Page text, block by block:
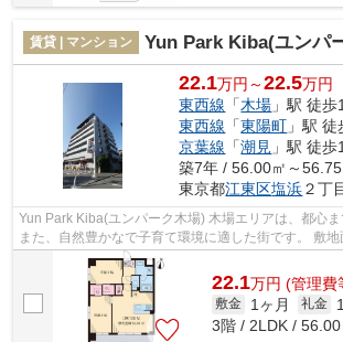
賃貸 | マンション Yun Park Kiba(ユンパ
22.1万円～22.5万円
東西線 「木場 」駅 徒歩
東西線 「東陽町 」駅
京葉線 「潮見 」駅 徒歩
築7年 / 56.00㎡～56.75
東京都江東区塩浜２丁
Yun Park Kiba(ユンパーク木場) 木場エリアは、都心までのアクセスが良好。
また、自然豊かなで子育て環境に適した街です。 敷
あり、季節ごとに自然を感じられ...
22.1万円 (管理費
敷金 1ヶ月 礼金
3階 / 2LDK / 56.00